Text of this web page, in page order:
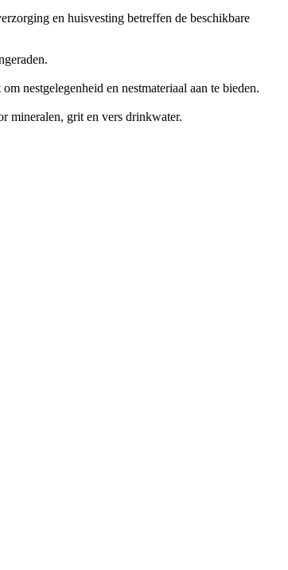
en huisvesting betreffen de beschikbare
nestgelegenheid en nestmateriaal aan te bieden.
mineralen, grit en vers drinkwater.